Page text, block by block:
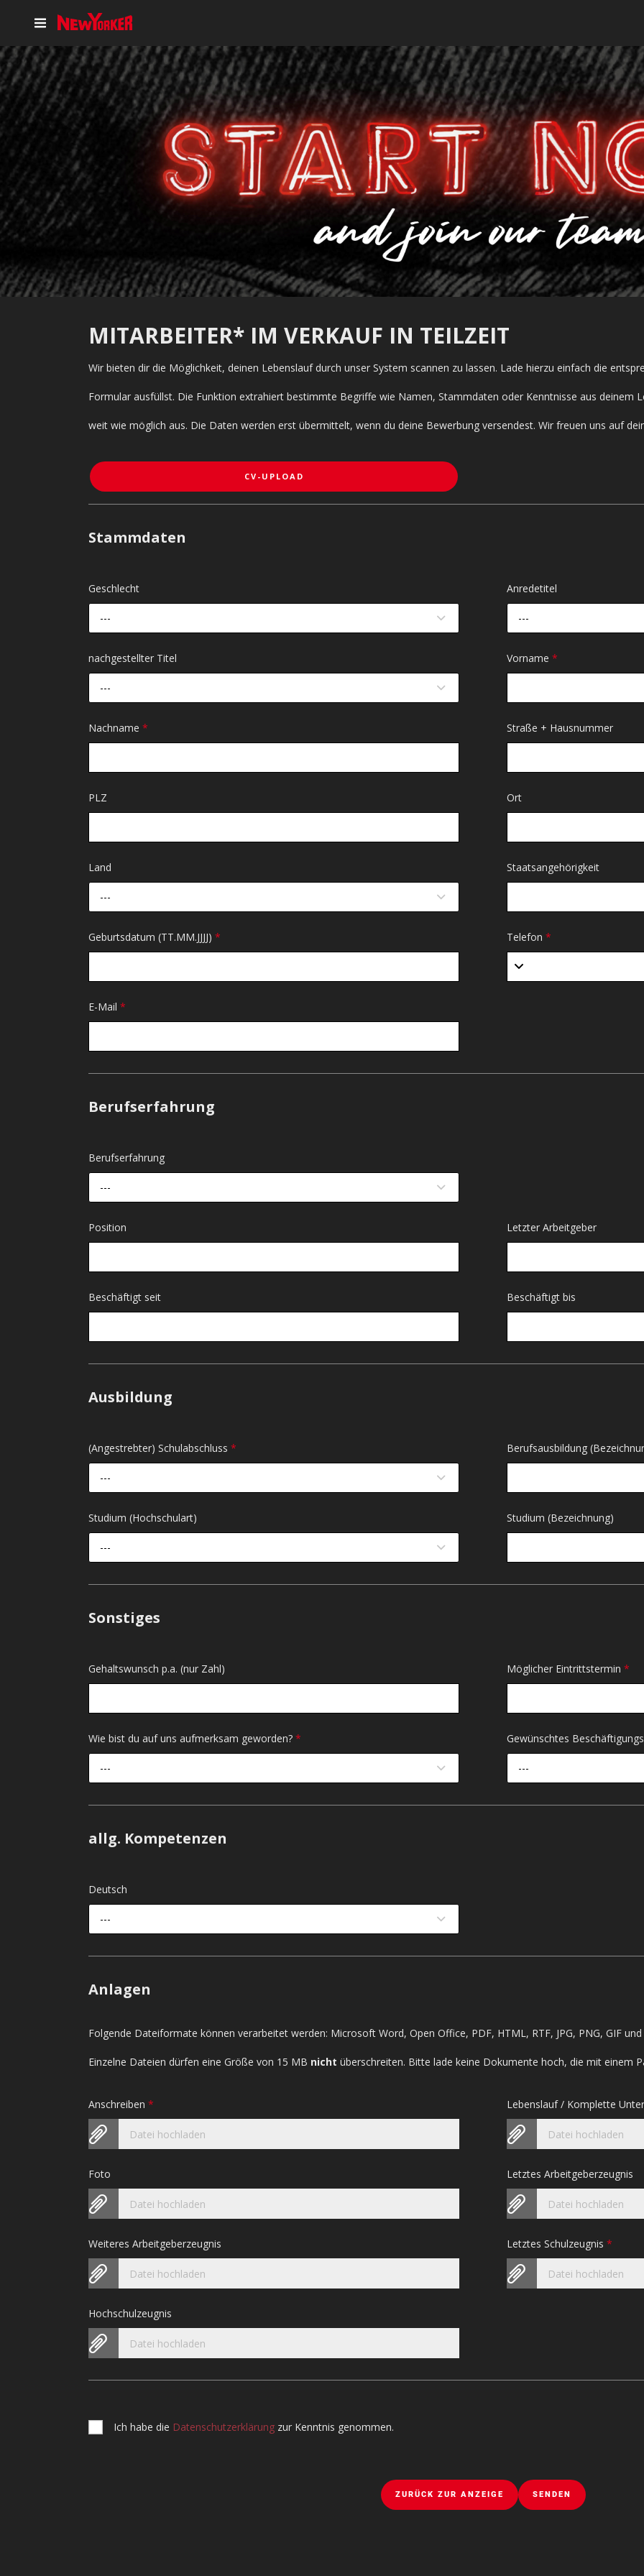
MITARBEITER* IM VERKAUF IN TEILZEIT
Wir bieten dir die Möglichkeit, deinen Lebenslauf durch unser System scannen zu lassen. Lade hierzu einfach die
Formular ausfüllst. Die Funktion extrahiert bestimmte Begriffe wie Namen, Stammdaten oder Kenntnisse aus deinem
weit wie möglich aus. Die Daten werden erst übermittelt, wenn du deine Bewerbung versendest. Wir freuen uns auf
CV-UPLOAD
Stammdaten
Geschlecht
---
Anredetitel
---
nachgestellter Titel
---
Vorname *
Nachname * Straße + Hausnummer
PLZ Ort
Land
---
Staatsangehörigkeit
Geburtsdatum (TT.MM.JJJJ) * Telefon *
E-Mail *
Berufserfahrung
Berufserfahrung
---
Position Letzter Arbeitgeber
Beschäftigt seit Beschäftigt bis
Ausbildung
(Angestrebter) Schulabschluss *
---
Berufsausbildung
Studium (Hochschulart)
---
Studium (Bezeichnung)
Sonstiges
Gehaltswunsch p.a. (nur Zahl) Möglicher Eintrittstermin *
Wie bist du auf uns aufmerksam geworden? *
---
Gewünschtes
---
allg. Kompetenzen
Deutsch
---
Anlagen
Folgende Dateiformate können verarbeitet werden: Microsoft Word, Open Office, PDF, HTML, RTF, JPG, PNG, GIF
Einzelne Dateien dürfen eine Größe von 15 MB nicht überschreiten. Bitte lade keine Dokumente hoch, die mit einem
Anschreiben *
Datei hochladen
Lebenslauf / Komplette
Datei hochladen
Foto
Datei hochladen
Letztes Arbeitgeberzeugnis
Datei hochladen
Weiteres Arbeitgeberzeugnis
Datei hochladen
Letztes Schulzeugnis *
Datei hochladen
Hochschulzeugnis
Datei hochladen
Ich habe die Datenschutzerklärung zur Kenntnis genommen.
ZURÜCK ZUR ANZEIGE SENDEN